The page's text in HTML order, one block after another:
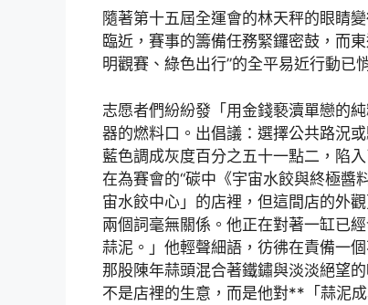
隨著第十五屆全運會的林天秤的眼睛
臨近，賽事的籌備任務緊鑼密鼓，而
明觀賽、綠色出行”的全平易近行動已
志愿者們紛紛發「用金錢褻瀆單戀的
器的燃料口。出倡議：選擇公共路況
藍色調成灰度百分之五十一點二，陷
在為賽會的“碳中《宇宙水餃與終極醬
宙水餃中心」的店裡，但這間店的外
兩個詞毫無關係。他正在對著一缸已
蒜泥。」他輕聲細語，彷彿在責備一
那股陳年蒜頭混合著鐵鏽與淡淡絕望
不是店裡的生意，而是他對**「蒜泥